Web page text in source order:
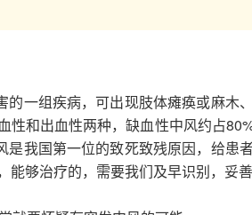
的一组疾病，可出现肢体瘫痪或麻木
和出血性两种，缺血性中风约占
是我国第一位的致死致残原因，给患
够治疗的，需要我们及早识别，妥善